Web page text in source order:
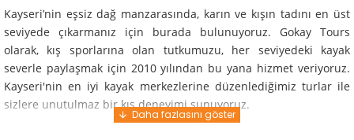
Kayseri’nin eşsiz dağ manzarasında, karın ve kışın tadını en üst
seviyede çıkarmanız için burada bulunuyoruz. Gokay Tours
olarak, kış sporlarına olan tutkumuzu, her seviyedeki kayak
severle paylaşmak için 2010 yılından bu yana hizmet veriyoruz.
Kayseri'nin en iyi kayak merkezlerine düzenlediğimiz turlar ile
sizlere unutulmaz bir kış deneyimi sunuyoruz.